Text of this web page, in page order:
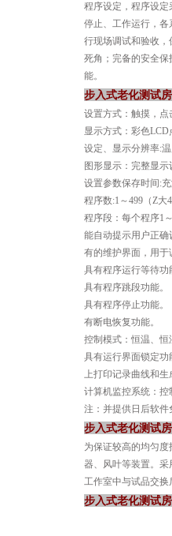
程序设定，程序设
停止、工作运行，
行现场调试和验收
死角；完备的安全
能。
步入式老化测试房
设置方式：触摸，点
显示方式：彩色
设定、显示分辨率:
图形显示：完整显
设置参数保存时间:
程序数:1～499（Z大
程序段：每个程序1
能自动提示用户正
有的维护界面，用
具有程序运行等待功
具有程序跳段功能。
具有程序停止功能。
有断电恢复功能。
控制模式：恒温、恒
具有运行界面锁定功
上打印记录曲线和
计算机监控系统：
注：并提供日后软件
步入式老化测试房
为保证较高的均匀
器、风叶等装置。
工作室中与试品交
步入式老化测试房